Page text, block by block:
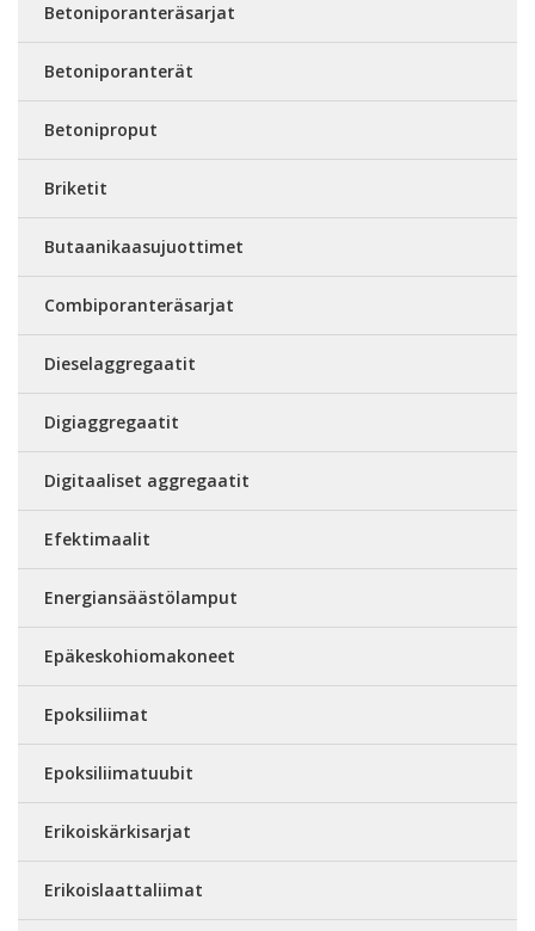
Betoniporanteräsarjat
Betoniporanterät
Betoniproput
Briketit
Butaanikaasujuottimet
Combiporanteräsarjat
Dieselaggregaatit
Digiaggregaatit
Digitaaliset aggregaatit
Efektimaalit
Energiansäästölamput
Epäkeskohiomakoneet
Epoksiliimat
Epoksiliimatuubit
Erikoiskärkisarjat
Erikoislaattaliimat